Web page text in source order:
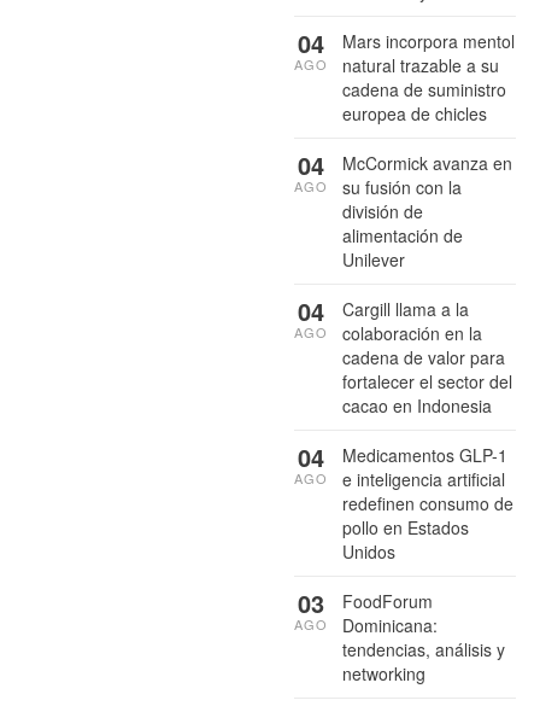
Mars incorpora mentol
natural trazable a su
cadena de suministro
europea de chicles
04
AGO
McCormick avanza en
su fusión con la
división de
alimentación de
Unilever
04
AGO
Cargill llama a la
colaboración en la
cadena de valor para
fortalecer el sector del
cacao en Indonesia
04
AGO
Medicamentos GLP-1
e inteligencia artificial
redefinen consumo de
pollo en Estados
Unidos
04
AGO
FoodForum
Dominicana:
tendencias, análisis y
networking
03
AGO